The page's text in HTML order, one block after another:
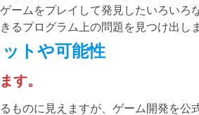
ームをプレイして発見したいろい
るプログラム上の問題を見つけ出しま
トや可能性
す。
ものに見えますが、ゲーム開発を